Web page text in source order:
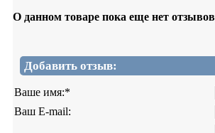
О данном товаре пока еще нет
Добавить отзыв:
Ваше имя:*
Ваш E-mail: